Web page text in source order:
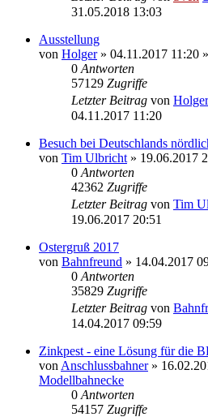
31.05.2018 13:03
Ausstellung
von Holger» 04.11.2017 11:20
0 Antworten
57129 Zugriffe
Letzter Beitrag von Holger
04.11.2017 11:20
Besuch bei Deutschlands
von Tim Ulbricht » 19.06.2017
0 Antworten
42362 Zugriffe
Letzter Beitrag von Tim
19.06.2017 20:51
Ostergruß 2017
von Bahnfreund » 14.04.2017
0 Antworten
35829 Zugriffe
Letzter Beitrag von
14.04.2017 09:59
Zinkpest - eine Lösung für die
von Anschlussbahner»
Modellbahnecke
0 Antworten
54157 Zugriffe